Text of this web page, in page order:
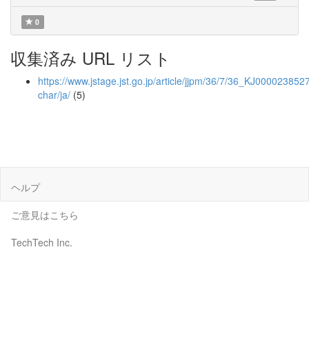
0
収集済み URL リスト
https://www.jstage.jst.go.jp/article/jjpm/36/7/
char/ja/ (5)
ヘルプ
ご意見はこちら
TechTech Inc.